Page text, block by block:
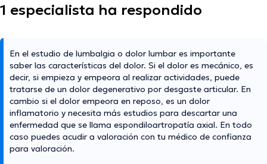
1 especialista ha respondido
En el estudio de lumbalgia o dolor lumbar es importante
saber las características del dolor. Si el dolor es mecánico, es
decir, si empieza y empeora al realizar actividades, puede
tratarse de un dolor degenerativo por desgaste articular. En
cambio si el dolor empeora en reposo, es un dolor
inflamatorio y necesita más estudios para descartar una
enfermedad que se llama espondiloartropatía axial. En todo
caso puedes acudir a valoración con tu médico de confianza
para valoración.